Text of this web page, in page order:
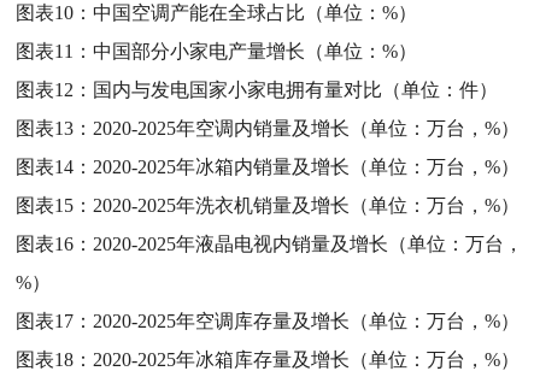
图表10：中国空调产能在全球占比（单位：%）
图表11：中国部分小家电产量增长（单位：%）
图表12： 国内与发电国家小家电拥有量对比（单位：件）
图表13： 2020-2025年空调内销量及增长（单位：万台，%）
图表14： 2020-2025年冰箱内销量及增长（单位：万台，%）
图表15： 2020-2025年洗衣机销量及增长（单位：万台，%）
图表16： 2020-2025年液晶电视内销量及增长（单位：万台，
%）
图表17： 2020-2025年空调库存量及增长（单位：万台，%）
图表18： 2020-2025年冰箱库存量及增长（单位：万台，%）